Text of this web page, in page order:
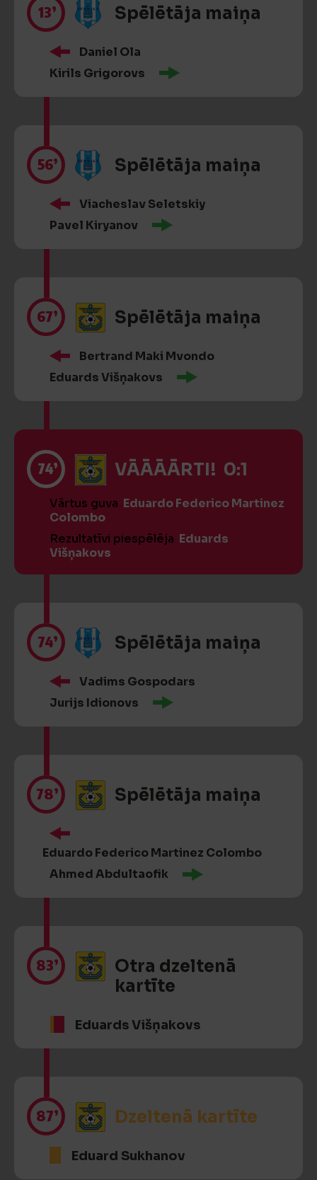
13’ Spēlētāja maiņa
Daniel Ola
Kirils Grigorovs
56’ Spēlētāja maiņa
Viacheslav Seletskiy
Pavel Kiryanov
67’ Spēlētāja maiņa
Bertrand Maki Mvondo
Eduards Višņakovs
74’ VĀĀĀĀRTI! 0:1
Vārtus guva Eduardo Federico Martinez
Colombo
Rezultatīvi piespēlēja Eduards
Višņakovs
74’ Spēlētāja maiņa
Vadims Gospodars
Jurijs Idionovs
78’ Spēlētāja maiņa
Eduardo Federico Martinez Colombo
Ahmed Abdultaofik
83’
Otra dzeltenā
kartīte
Eduards Višņakovs
87’ Dzeltenā kartīte
Eduard Sukhanov